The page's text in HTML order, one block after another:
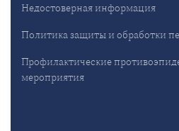
Недостоверная информация
Политика защиты и обработки
Профилактические
мероприятия